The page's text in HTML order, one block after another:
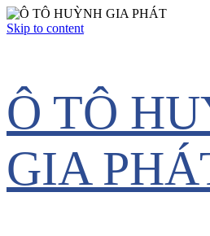
Skip to content
Ô TÔ
GIA